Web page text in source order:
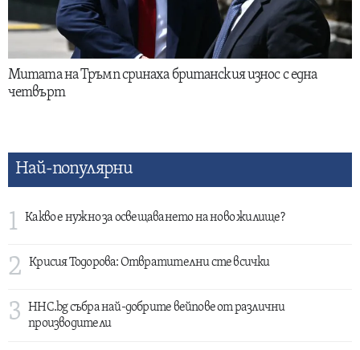
Митата на Тръмп сринаха британския износ с една
четвърт
Най-популярни
1 Какво е нужно за освещаването на ново жилище?
2 Крисия Тодорова: Отвратителни сте всички
3
HHC.bg събра най-добрите вейпове от различни
производители